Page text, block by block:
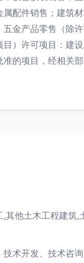
配件销售；建筑
金产品零售（除
）许可项目：建
的项目，经相关
其他土木工程建筑,
术开发、技术咨